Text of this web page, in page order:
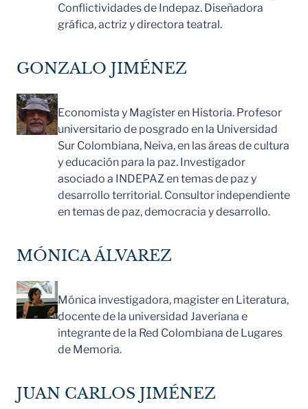
Conflictividades de Indepaz. Diseñadora
gráfica, actriz y directora teatral.
GONZALO JIMÉNEZ
Economista y Magíster en Historia. Profesor
universitario de posgrado en la Universidad
Sur Colombiana, Neiva, en las áreas de cultura
y educación para la paz. Investigador
asociado a INDEPAZ en temas de paz y
desarrollo territorial. Consultor independiente
en temas de paz, democracia y desarrollo.
MÓNICA ÁLVAREZ
Mónica investigadora, magister en Literatura,
docente de la universidad Javeriana e
integrante de la Red Colombiana de Lugares
de Memoria.
JUAN CARLOS JIMÉNEZ